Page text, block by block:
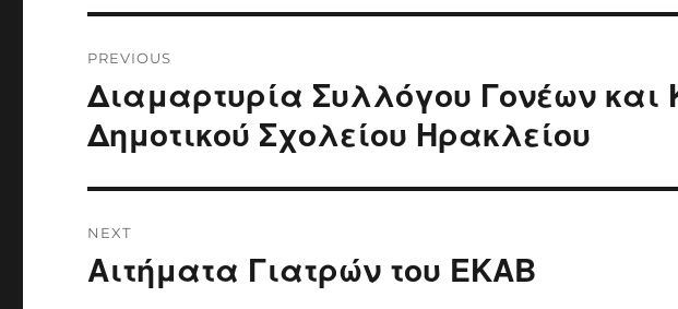
navigation
PREVIOUS
Previous
post:
Διαμαρτυρία Συλλόγου Γονέων και
Δημοτικού Σχολείου Ηρακλείου
NEXT
Next
Αιτήματα Γιατρών του ΕΚΑΒ